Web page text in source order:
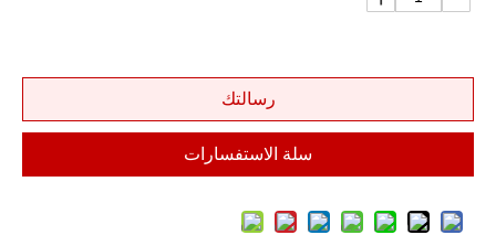
رسالتك
سلة الاستفسارات